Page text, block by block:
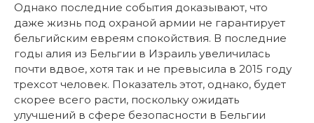
Однако последние события доказывают, что
даже жизнь под охраной армии не гарантирует
бельгийским евреям спокойствия. В последние
годы алия из Бельгии в Израиль увеличилась
почти вдвое, хотя так и не превысила в 2015 году
трехсот человек. Показатель этот, однако, будет
скорее всего расти, поскольку ожидать
улучшений в сфере безопасности в Бельгии